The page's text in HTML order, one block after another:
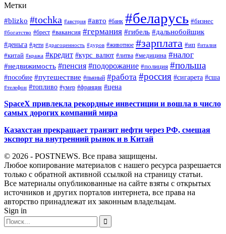
Метки
#blizko #tochka #австрия #авто #банк #беларусь #бизнес
#богатство #брест #вакансия #германия #гибель #дальнобойщик
#деньга #дети #драгоценность #дуров #животное #зарплата #ип #италия
#китай #кража #кредит #курс_валют #литва #медицина #налог
#недвижимость #пенсия #подорожание #полиция #польша
#пособие #путешествие #пьяный #работа #россия #сигарета #сша
#телефон #топливо #умер #франция #цена
SpaceX привлекла рекордные инвестиции и вошла в число
самых дорогих компаний мира
Казахстан прекращает транзит нефти через РФ, смещая
экспорт на внутренний рынок и в Китай
© 2026 - POSTNEWS. Все права защищены.
Любое копирование материалов с нашего ресурса разрешается
только с обратной активной ссылкой на страницу статьи.
Все материалы опубликованные на сайте взяты с открытых
источников и других порталов интернета, все права на
авторство принадлежат их законным владельцам.
Sign in